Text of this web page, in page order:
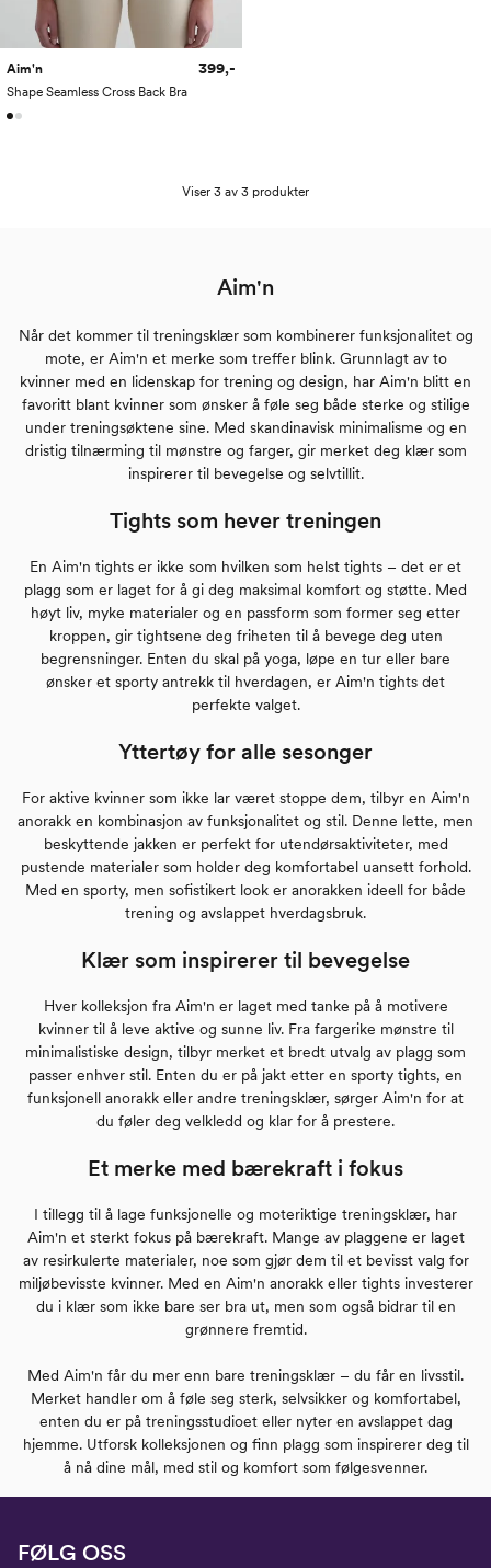
Aim'n
Shape Seamless Cross Back Bra
399,-
Viser 3 av 3 produkter
Aim'n
Når det kommer til treningsklær som kombinerer funksjonalitet og
mote, er Aim'n et merke som treffer blink. Grunnlagt av to
kvinner med en lidenskap for trening og design, har Aim'n blitt en
favoritt blant kvinner som ønsker å føle seg både sterke og stilige
under treningsøktene sine. Med skandinavisk minimalisme og en
dristig tilnærming til mønstre og farger, gir merket deg klær som
inspirerer til bevegelse og selvtillit.
Tights som hever treningen
En Aim'n tights er ikke som hvilken som helst tights – det er et
plagg som er laget for å gi deg maksimal komfort og støtte. Med
høyt liv, myke materialer og en passform som former seg etter
kroppen, gir tightsene deg friheten til å bevege deg uten
begrensninger. Enten du skal på yoga, løpe en tur eller bare
ønsker et sporty antrekk til hverdagen, er Aim'n tights det
perfekte valget.
Yttertøy for alle sesonger
For aktive kvinner som ikke lar været stoppe dem, tilbyr en Aim'n
anorakk en kombinasjon av funksjonalitet og stil. Denne lette, men
beskyttende jakken er perfekt for utendørsaktiviteter, med
pustende materialer som holder deg komfortabel uansett forhold.
Med en sporty, men sofistikert look er anorakken ideell for både
trening og avslappet hverdagsbruk.
Klær som inspirerer til bevegelse
Hver kolleksjon fra Aim'n er laget med tanke på å motivere
kvinner til å leve aktive og sunne liv. Fra fargerike mønstre til
minimalistiske design, tilbyr merket et bredt utvalg av plagg som
passer enhver stil. Enten du er på jakt etter en sporty tights, en
funksjonell anorakk eller andre treningsklær, sørger Aim'n for at
du føler deg velkledd og klar for å prestere.
Et merke med bærekraft i fokus
I tillegg til å lage funksjonelle og moteriktige treningsklær, har
Aim'n et sterkt fokus på bærekraft. Mange av plaggene er laget
av resirkulerte materialer, noe som gjør dem til et bevisst valg for
miljøbevisste kvinner. Med en Aim'n anorakk eller tights investerer
du i klær som ikke bare ser bra ut, men som også bidrar til en
grønnere fremtid.
Med Aim'n får du mer enn bare treningsklær – du får en livsstil.
Merket handler om å føle seg sterk, selvsikker og komfortabel,
enten du er på treningsstudioet eller nyter en avslappet dag
hjemme. Utforsk kolleksjonen og finn plagg som inspirerer deg til
å nå dine mål, med stil og komfort som følgesvenner.
FØLG OSS